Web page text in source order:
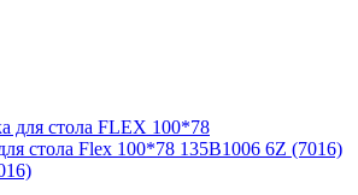
стола Flex 100*78 135B1006 6Z (7016)